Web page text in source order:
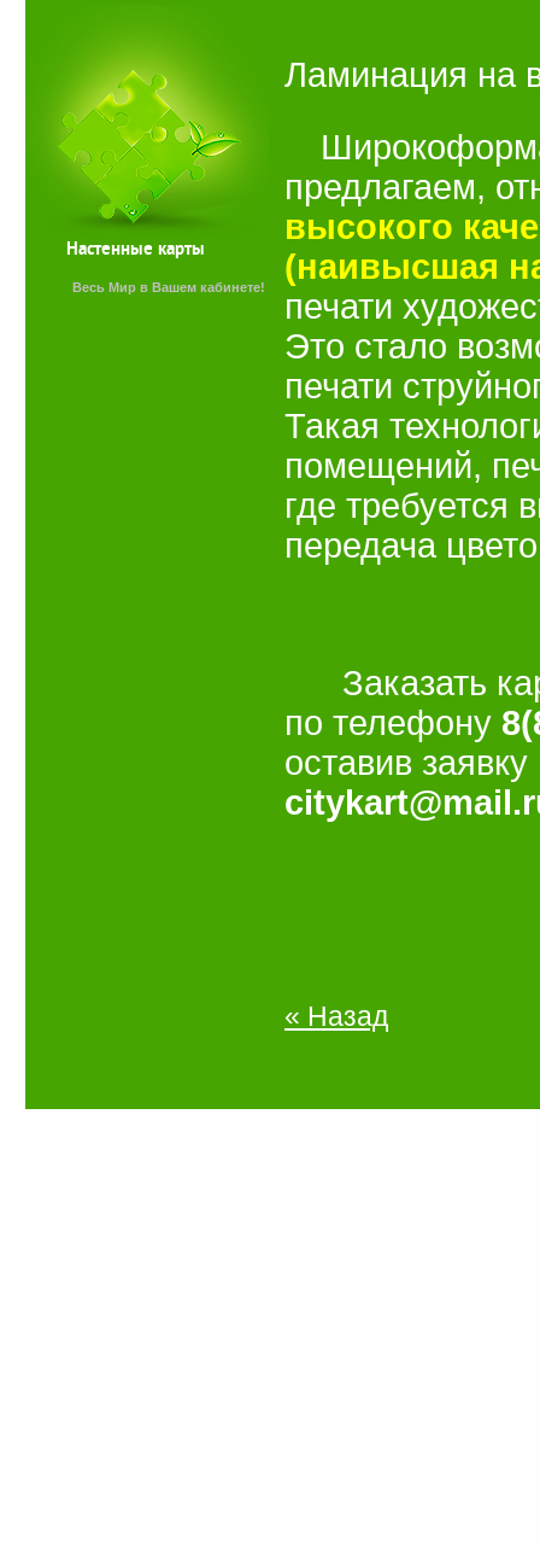
Ламинация на
предлагаем,
высокого
(наивысшая
печати
Это стало
печати
Такая
помещений,
где требуется
передача
Заказать
по телефону
оставив
« Назад
Настенные карты
Весь Мир в Вашем кабинете!